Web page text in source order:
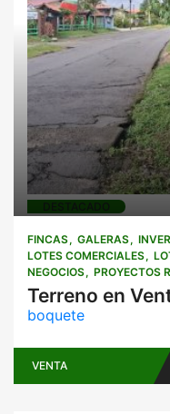
Fincas
DESTACADO
FINCAS GALERAS
LOTES COMERCIALES
NEGOCIOS PROYECTOS
boquete
VENTA